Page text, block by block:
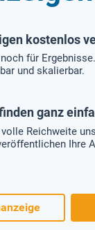
kostenlos
für
und skalierbar.
ganz
Reichweite
Ihre